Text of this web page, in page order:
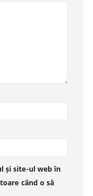
și site-ul web în
când o să